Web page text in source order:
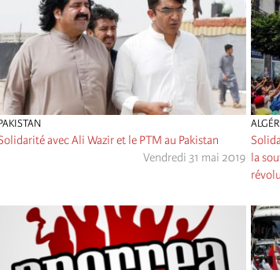
avec Ali Wazir et le PTM au Pakistan
Vendredi 31 mai 2019 la